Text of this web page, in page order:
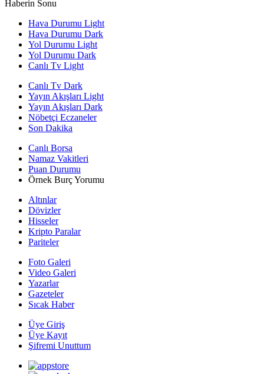
Haberin Sonu
Hava Durumu Light
Hava Durumu Dark
Yol Durumu Light
Yol Durumu Dark
Canlı Tv Light
Canlı Tv Dark
Yayın Akışları Light
Yayın Akışları Dark
Nöbetçi Eczaneler
Son Dakika
Canlı Borsa
Namaz Vakitleri
Puan Durumu
Örnek Burç Yorumu
Altınlar
Dövizler
Hisseler
Kripto Paralar
Pariteler
Foto Galeri
Video Galeri
Yazarlar
Gazeteler
Sıcak Haber
Üye Giriş
Üye Kayıt
Şifremi Unuttum